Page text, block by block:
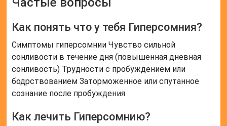
Как понять что у тебя Гиперсомния?
Симптомы гиперсомнии Чувство сильной
сонливости в течение дня (повышенная дневная
сонливость) Трудности с пробуждением или
бодрствованием Заторможенное или спутанное
сознание после пробуждения
Как лечить Гиперсомнию?